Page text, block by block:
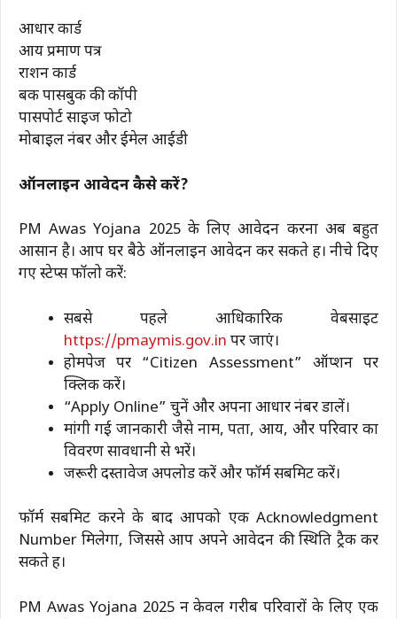
आधार कार्ड
आय प्रमाण पत्र
राशन कार्ड
बैंक पासबुक की कॉपी
पासपोर्ट साइज फोटो
मोबाइल नंबर और ईमेल आईडी
ऑनलाइन आवेदन कैसे करें?
PM Awas Yojana 2025 के लिए आवेदन करना अब बहुत
आसान है। आप घर बैठे ऑनलाइन आवेदन कर सकते हैं। नीचे दिए
गए स्टेप्स फॉलो करें:
सबसे पहले आधिकारिक वेबसाइट
https://pmaymis.gov.in पर जाएं।
होमपेज पर “Citizen Assessment” ऑप्शन पर
क्लिक करें।
“Apply Online” चुनें और अपना आधार नंबर डालें।
मांगी गई जानकारी जैसे नाम, पता, आय, और परिवार का
विवरण सावधानी से भरें।
जरूरी दस्तावेज अपलोड करें और फॉर्म सबमिट करें।
फॉर्म सबमिट करने के बाद आपको एक Acknowledgment
Number मिलेगा, जिससे आप अपने आवेदन की स्थिति ट्रैक कर
सकते हैं।
PM Awas Yojana 2025 न केवल गरीब परिवारों के लिए एक